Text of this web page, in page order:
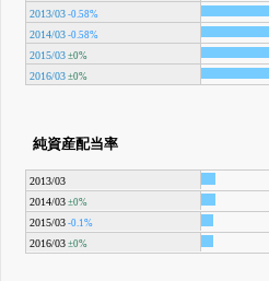
2013/03 -0.58%
2014/03 -0.58%
2015/03 ±0%
2016/03 ±0%
純資産配当率
2013/03
2014/03 ±0%
2015/03 -0.1%
2016/03 ±0%